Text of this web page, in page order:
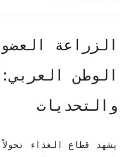
الزراعة
الوطن
والتحديات
يشهد قطاع الغذاء